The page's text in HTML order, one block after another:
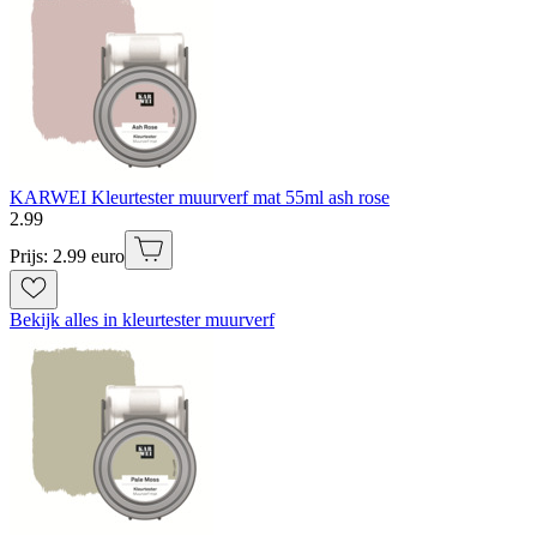
KARWEI Kleurtester muurverf mat 55ml ash rose
2.99
Prijs: 2.99 euro
Bekijk alles in kleurtester muurverf